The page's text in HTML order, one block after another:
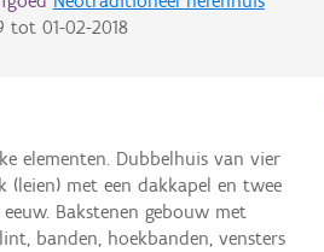
tot 01-02-2018
elementen. Dubbelhuis van vier
(leien) met een dakkapel en twee
Bakstenen gebouw met
banden, hoekbanden, vensters